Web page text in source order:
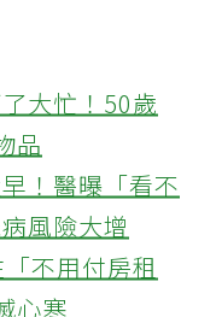
大忙！50歲
品
！醫曝「看不
風險大增
不用付房租
心寒